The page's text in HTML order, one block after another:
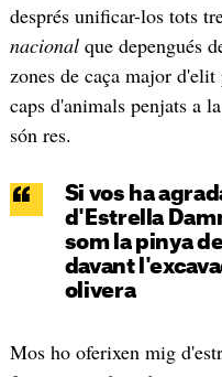
després unificar-los tots
nacionalque depengués
zones de caça major d'elit
caps d'animals penjats a
són res.
Si vos ha
d'Estrella
som la pinya
davant
olivera
Mos ho oferixen mig